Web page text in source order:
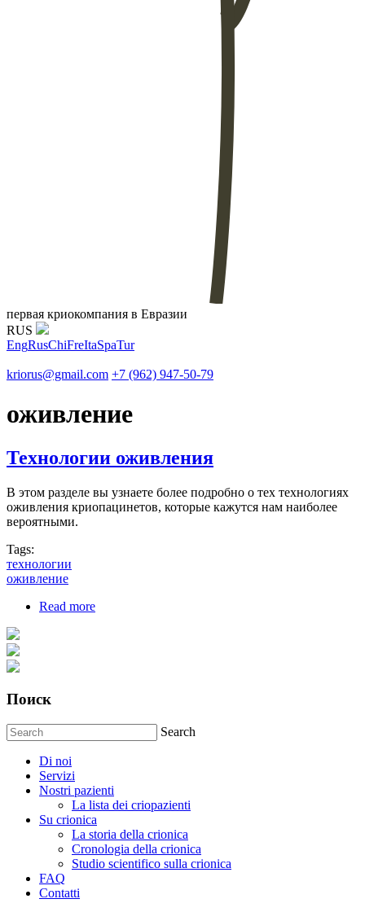
первая криокомпания в Евразии
RUS
EngRusChiFreItaSpaTur
kriorus@gmail.com +7 (962) 947-50-79
оживление
Технологии оживления
В этом разделе вы узнаете более подробно о тех технологиях
оживления криопацинетов, которые кажутся нам наиболее
вероятными.
Tags:
технологии
оживление
Read more
Поиск
Search
Di noi
Servizi
Nostri pazienti
La lista dei criopazienti
Su crionica
La storia della crionica
Сronologia della crionica
Studio scientifico sulla crionica
FAQ
Contatti